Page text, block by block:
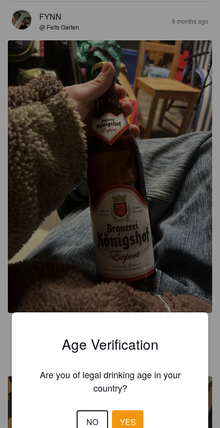
FYNN
@ Felfs Garten
9 months ago
ALTHAUSAge Verification
Are you of legal drinking age in your
country?
NO YES